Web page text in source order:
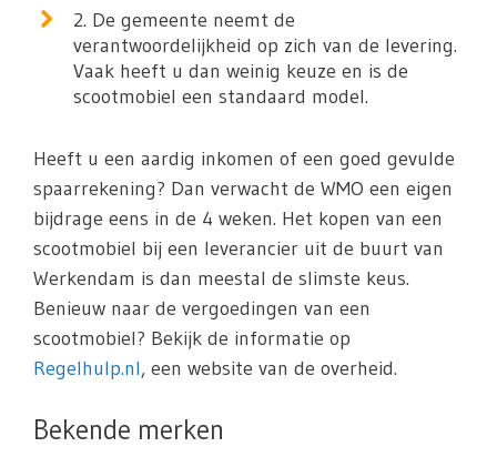
2. De gemeente neemt de
verantwoordelijkheid op zich van de levering.
Vaak heeft u dan weinig keuze en is de
scootmobiel een standaard model.
Heeft u een aardig inkomen of een goed gevulde
spaarrekening? Dan verwacht de WMO een eigen
bijdrage eens in de 4 weken. Het kopen van een
scootmobiel bij een leverancier uit de buurt van
Werkendam is dan meestal de slimste keus.
Benieuw naar de vergoedingen van een
scootmobiel? Bekijk de informatie op
Regelhulp.nl, een website van de overheid.
Bekende merken